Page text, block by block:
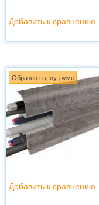
Добавить к сравнению
Образец в шоу-руме
Добавить к сравнению